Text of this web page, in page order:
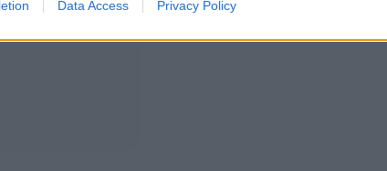
Data Access Privacy Policy